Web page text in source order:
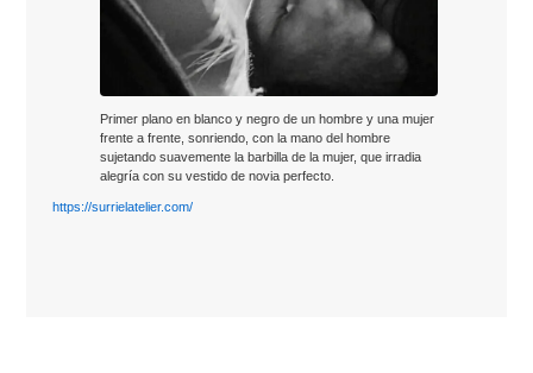
Primer plano en blanco y negro de un hombre y una mujer
frente a frente, sonriendo, con la mano del hombre
sujetando suavemente la barbilla de la mujer, que irradia
alegría con su vestido de novia perfecto.
https://surrielatelier.com/